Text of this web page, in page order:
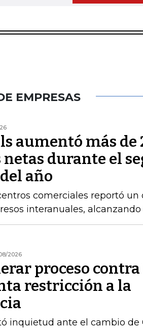
EMPRESAS
aumentó más de
durante el
año
comerciales reportó
interanuales, alcanzando
2026
proceso
restricción a la
inquietud ante el cambio de